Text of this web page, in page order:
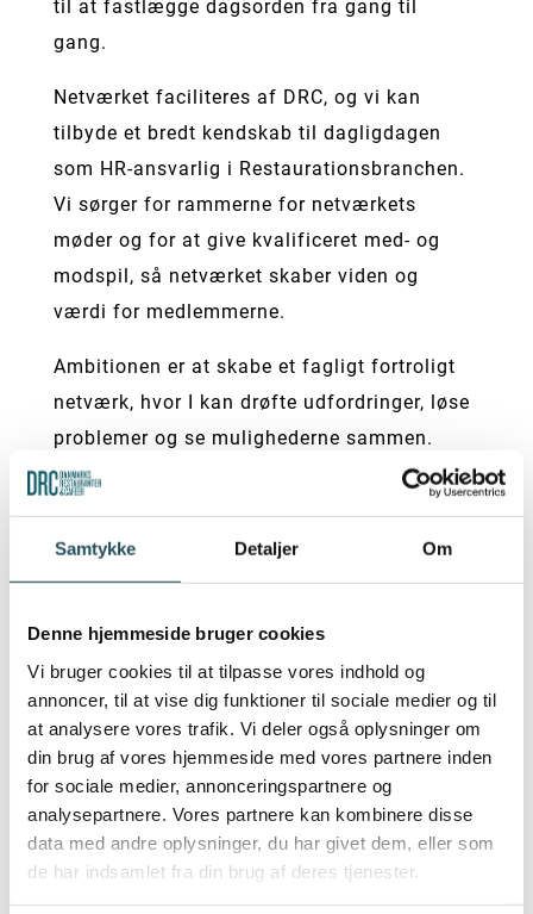
Samtykke Detaljer Om
Denne hjemmeside bruger cookies
Vi bruger cookies til at tilpasse vores indhold og
annoncer, til at vise dig funktioner til sociale medier og til
at analysere vores trafik. Vi deler også oplysninger om
din brug af vores hjemmeside med vores partnere inden
for sociale medier, annonceringspartnere og
analysepartnere. Vores partnere kan kombinere disse
data med andre oplysninger, du har givet dem, eller som
de har indsamlet fra din brug af deres tjenester.
til at fastlægge dagsorden fra gang til
gang.
Netværket faciliteres af DRC, og vi kan
tilbyde et bredt kendskab til dagligdagen
som HR-ansvarlig i Restaurationsbranchen.
Vi sørger for rammerne for netværkets
møder og for at give kvalificeret med- og
modspil, så netværket skaber viden og
værdi for medlemmerne.
Ambitionen er at skabe et fagligt fortroligt
netværk, hvor I kan drøfte udfordringer, løse
problemer og se mulighederne sammen.
Emner på dagsorden kan være:
Et professionelt fællesskab, hvor ledelse
af HR-opgaven er i centrum
initiativer og HR-trends
Personlige udfordringer med HR-rollen
Input og sparring om personalejuridiske
emner
Og meget mere
Datoer:
Onsdag den 6.september 2023 kl. 9.00-